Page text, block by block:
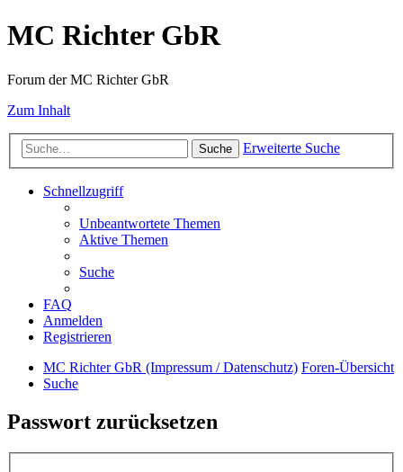
MC Richter GbR
Forum der MC Richter GbR
Zum Inhalt
Suche Erweiterte Suche
Schnellzugriff
Unbeantwortete Themen
Aktive Themen
Suche
FAQ
Anmelden
Registrieren
MC Richter GbR (Impressum / Datenschutz) Foren-Übersicht
Suche
Passwort zurücksetzen